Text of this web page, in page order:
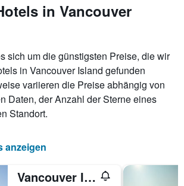
in Vancouver
sich um die günstigsten Preise, die wir
in Vancouver Island gefunden
variieren die Preise abhängig von
Daten, der Anzahl der Sterne eines
Standort.
anzeigen
Vancouver Island Residences